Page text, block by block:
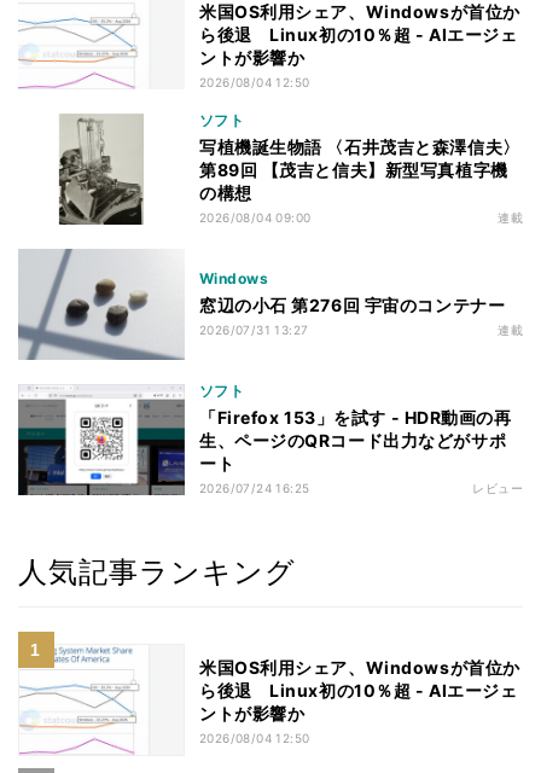
米国OS利用シェア、Windowsが首位か
ら後退 Linux初の10％超 - AIエージェ
ントが影響か
2026/08/04 12:50
ソフト
写植機誕生物語 〈石井茂吉と森澤信夫〉
第89回 【茂吉と信夫】新型写真植字機
の構想
2026/08/04 09:00 連載
Windows
窓辺の小石 第276回 宇宙のコンテナー
2026/07/31 13:27 連載
ソフト
「Firefox 153」を試す - HDR動画の再
生、ページのQRコード出力などがサポ
ート
2026/07/24 16:25 レビュー
人気記事ランキング
米国OS利用シェア、Windowsが首位か
ら後退 Linux初の10％超 - AIエージェ
ントが影響か
2026/08/04 12:50